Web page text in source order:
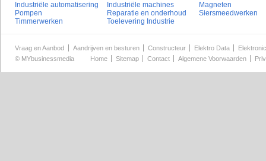
Industriële automatisering
Industriële machines
Magneten
Pompen
Reparatie en onderhoud
Siersmeedwerken
Timmerwerken
Toelevering Industrie
Vraag en Aanbod Aandrijven en besturen Constructeur Elektro Data
© MYbusinessmedia Home Sitemap Contact Algemene Voorwaarden